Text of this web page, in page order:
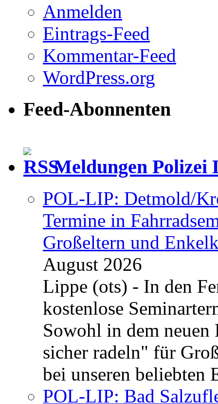
Anmelden
Eintrags-Feed
Kommentar-Feed
WordPress.org
Feed-Abonnenten
Meldungen Polizei
POL-LIP: Detmold/
Termine in
Großeltern und
August 2026
Lippe (ots) - In den
kostenlose
Sowohl in dem neuen
sicher radeln" für
bei unseren beliebten
POL-LIP: Bad